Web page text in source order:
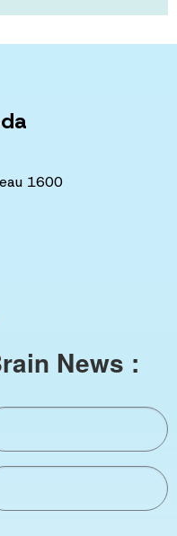
1600
News :